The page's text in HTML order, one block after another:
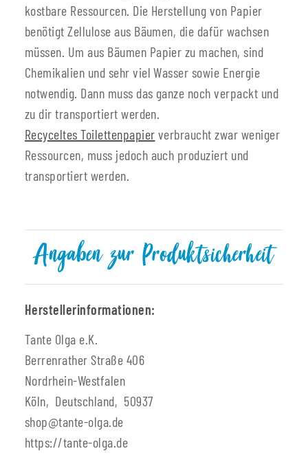
kostbare Ressourcen. Die Herstellung von Papier
benötigt Zellulose aus Bäumen, die dafür wachsen
müssen. Um aus Bäumen Papier zu machen, sind
Chemikalien und sehr viel Wasser sowie Energie
notwendig. Dann muss das ganze noch verpackt und
zu dir transportiert werden.
Recyceltes Toilettenpapier verbraucht zwar weniger
Ressourcen, muss jedoch auch produziert und
transportiert werden.
Angaben zur Produktsicherheit
Herstellerinformationen:
Tante Olga e.K.
Berrenrather Straße 406
Nordrhein-Westfalen
Köln, Deutschland, 50937
shop@tante-olga.de
https://tante-olga.de